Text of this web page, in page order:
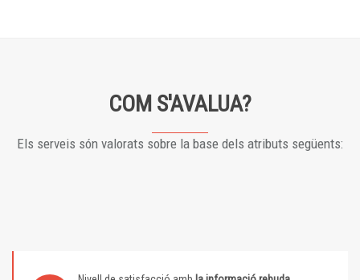
COM S'AVALUA?
Els serveis són valorats sobre la base dels atributs següents: